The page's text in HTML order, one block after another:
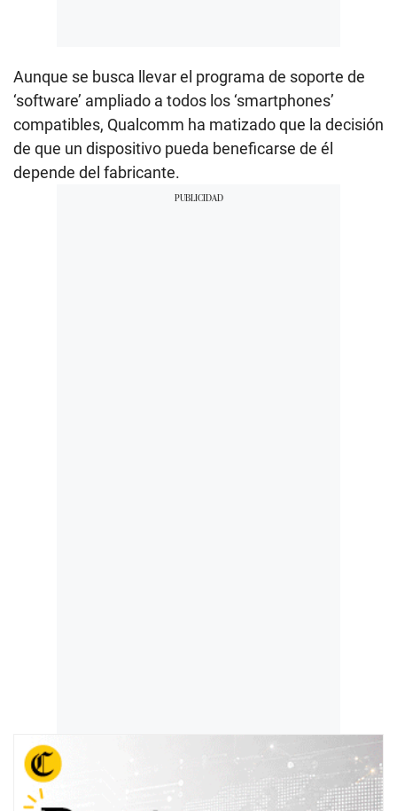
Aunque se busca llevar el programa de soporte de
‘software’ ampliado a todos los ‘smartphones’
compatibles, Qualcomm ha matizado que la decisión
de que un dispositivo pueda beneficarse de él
depende del fabricante.